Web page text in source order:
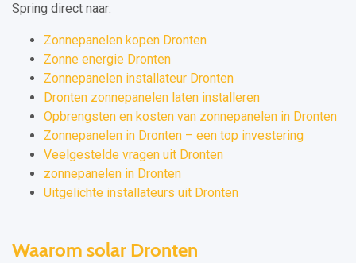
Spring direct naar:
Zonnepanelen kopen Dronten
Zonne energie Dronten
Zonnepanelen installateur Dronten
Dronten zonnepanelen laten installeren
Opbrengsten en kosten van zonnepanelen in Dronten
Zonnepanelen in Dronten – een top investering
Veelgestelde vragen uit Dronten
zonnepanelen in Dronten
Uitgelichte installateurs uit Dronten
Waarom solar Dronten